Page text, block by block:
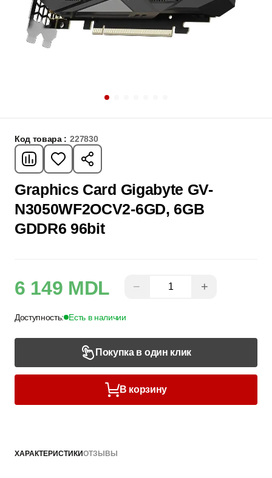
Код товара : 227830
Graphics Card Gigabyte GV-
N3050WF2OCV2-6GD, 6GB
GDDR6 96bit
6 149 MDL − +
Доступность: Есть в наличии
Покупка в один клик
В корзину
ХАРАКТЕРИСТИКИОТЗЫВЫ